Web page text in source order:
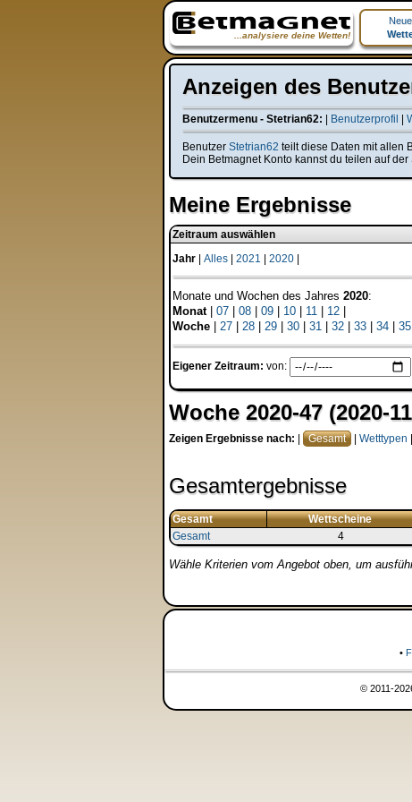
...analysiere deine Wetten!
Neue
Anzeigen des
Benutzermenu - Stetrian62: Benutzerprofil
Benutzer Stetrian62 teilt diese Daten mit allen
Dein Betmagnet Konto kannst du teilen auf der
Meine Ergebnisse
Zeitraum auswählen
Jahr
Alles 2021 2020
Monate und Wochen des Jahres 2020:
Monat| 07 08 09 10 11 12
Woche
27 28 29 30 31 32 33 34 35
Eigener Zeitraum: von:
Woche 2020-47 (2020-
Zeigen Ergebnisse nach: Gesamt Wetttypen
Gesamtergebnisse
Gesamt Wettscheine
Gesamt
4
Wähle Kriterien vom Angebot oben, um
•
© 2011-